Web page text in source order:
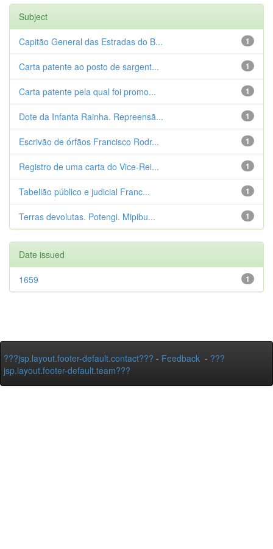
Subject
1
Capitão General das Estradas do B...
1
Carta patente ao posto de sargent...
1
Carta patente pela qual foi promo...
1
Dote da Infanta Rainha. Repreensã...
1
Escrivão de órfãos Francisco Rodr...
1
Registro de uma carta do Vice-Rei...
1
Tabelião público e judicial Franc...
1
Terras devolutas. Potengi. Mipibu...
Date issued
1
1659
???jsp.layout.footer-default.contact??? - Feedback - ???
jsp.layout.footer-default.team???